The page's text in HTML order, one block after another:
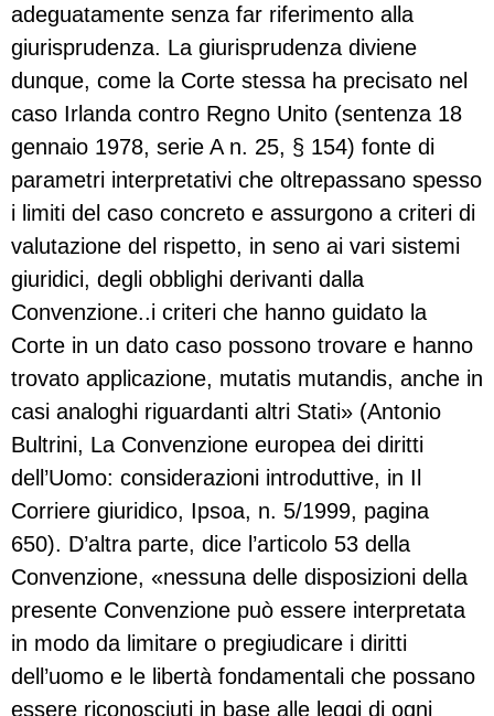
adeguatamente senza far riferimento alla
giurisprudenza. La giurisprudenza diviene
dunque, come la Corte stessa ha precisato nel
caso Irlanda contro Regno Unito (sentenza 18
gennaio 1978, serie A n. 25, § 154) fonte di
parametri interpretativi che oltrepassano spesso
i limiti del caso concreto e assurgono a criteri di
valutazione del rispetto, in seno ai vari sistemi
giuridici, degli obblighi derivanti dalla
Convenzione..i criteri che hanno guidato la
Corte in un dato caso possono trovare e hanno
trovato applicazione, mutatis mutandis, anche in
casi analoghi riguardanti altri Stati» (Antonio
Bultrini, La Convenzione europea dei diritti
dell’Uomo: considerazioni introduttive, in Il
Corriere giuridico, Ipsoa, n. 5/1999, pagina
650). D’altra parte, dice l’articolo 53 della
Convenzione, «nessuna delle disposizioni della
presente Convenzione può essere interpretata
in modo da limitare o pregiudicare i diritti
dell’uomo e le libertà fondamentali che possano
essere riconosciuti in base alle leggi di ogni